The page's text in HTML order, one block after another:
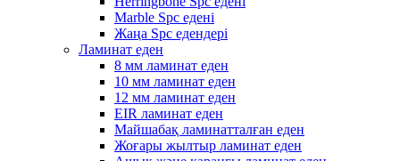
Marble Spc едені
Жаңа Spc едендері
Ламинат еден
8 мм ламинат еден
10 мм ламинат еден
12 мм ламинат еден
EIR ламинат еден
Майшабақ ламинатталған еден
Жоғары жылтыр ламинат еден